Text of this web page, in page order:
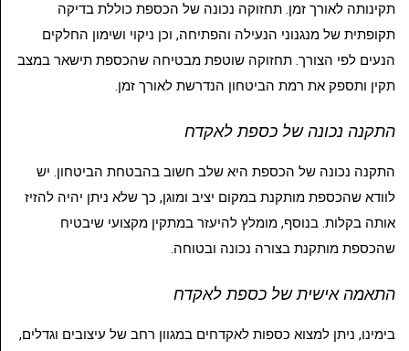
תקינותה לאורך זמן. תחזוקה נכונה של הכספת כוללת בדיקה
תקופתית של מנגנוני הנעילה והפתיחה, וכן ניקוי ושימון החלקים
הנעים לפי הצורך. תחזוקה שוטפת מבטיחה שהכספת תישאר במצב
תקין ותספק את רמת הביטחון הנדרשת לאורך זמן.
התקנה נכונה של כספת לאקדח
התקנה נכונה של הכספת היא שלב חשוב בהבטחת הביטחון. יש
לוודא שהכספת מותקנת במקום יציב ומוגן, כך שלא ניתן יהיה להזיז
אותה בקלות. בנוסף, מומלץ להיעזר במתקין מקצועי שיבטיח
שהכספת מותקנת בצורה נכונה ובטוחה.
התאמה אישית של כספת לאקדח
בימינו, ניתן למצוא כספות לאקדחים במגוון רחב של עיצובים וגדלים,